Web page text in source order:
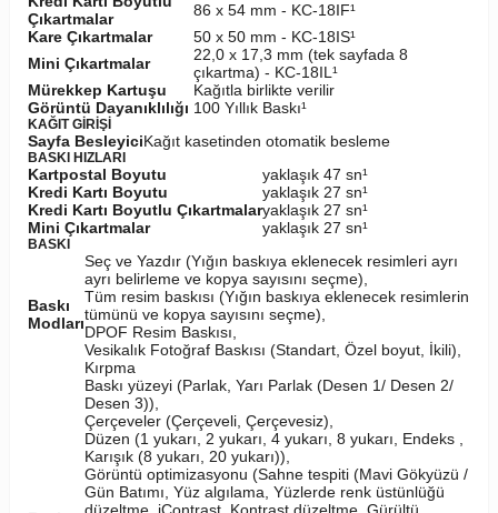
Çıkartmalar
86 x 54 mm - KC-18IF¹
Kare Çıkartmalar
50 x 50 mm - KC-18IS¹
Mini Çıkartmalar
22,0 x 17,3 mm (tek sayfada 8
çıkartma) - KC-18IL¹
Mürekkep Kartuşu
Kağıtla birlikte verilir
Görüntü Dayanıklılığı 100 Yıllık Baskı¹
KAĞIT GİRİŞİ
Sayfa BesleyiciKağıt kasetinden otomatik besleme
BASKI HIZLARI
Kartpostal Boyutu
yaklaşık 47 sn¹
Kredi Kartı Boyutu
yaklaşık 27 sn¹
Kredi Kartı Boyutlu Çıkartmalaryaklaşık 27 sn¹
Mini Çıkartmalar
yaklaşık 27 sn¹
BASKI
Baskı
Modları
Seç ve Yazdır (Yığın baskıya eklenecek resimleri ayrı
ayrı belirleme ve kopya sayısını seçme),
Tüm resim baskısı (Yığın baskıya eklenecek resimlerin
tümünü ve kopya sayısını seçme),
DPOF Resim Baskısı,
Vesikalık Fotoğraf Baskısı (Standart, Özel boyut, İkili),
Kırpma
Baskı yüzeyi (Parlak, Yarı Parlak (Desen 1/ Desen 2/
Desen 3)),
Çerçeveler (Çerçeveli, Çerçevesiz),
Düzen (1 yukarı, 2 yukarı, 4 yukarı, 8 yukarı, Endeks ,
Karışık (8 yukarı, 20 yukarı)),
Görüntü optimizasyonu (Sahne tespiti (Mavi Gökyüzü /
Gün Batımı, Yüz algılama, Yüzlerde renk üstünlüğü